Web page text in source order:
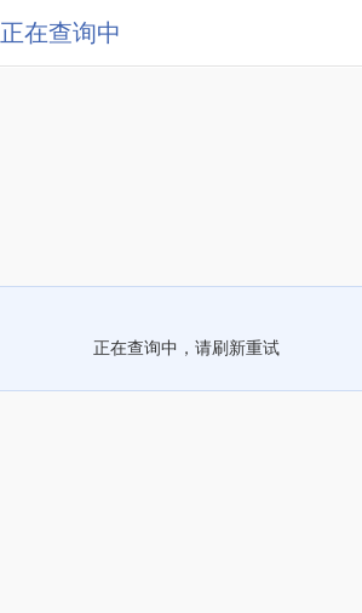
正在查询中
正在查询中，请刷新重试